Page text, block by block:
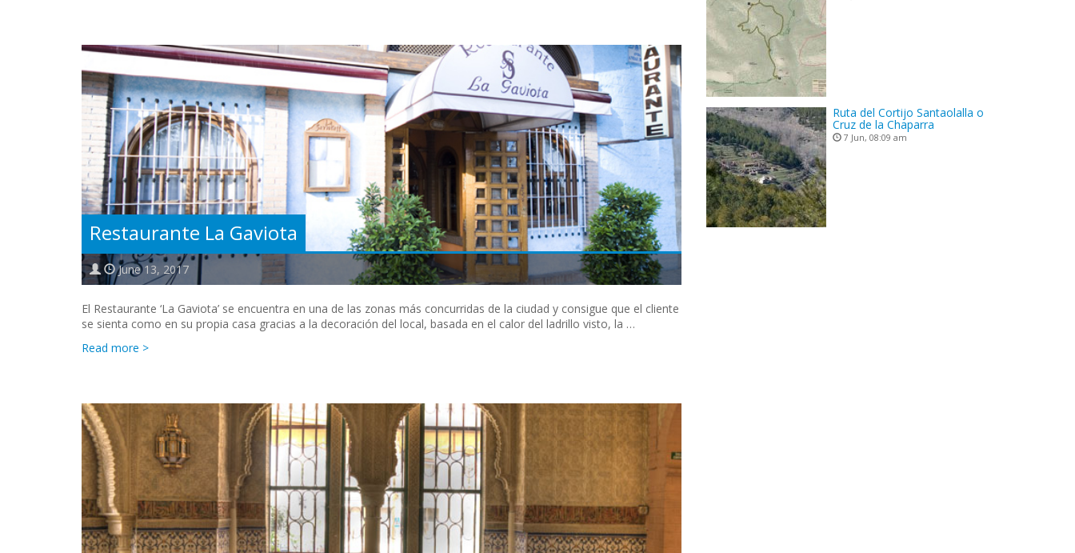
Restaurante La Gaviota
June 13, 2017
El Restaurante ‘La Gaviota’ se encuentra en una de las zonas más concurridas de la ciudad y consigue que el cliente
se sienta como en su propia casa gracias a la decoración del local, basada en el calor del ladrillo visto, la …
Read more >
Ruta del Cortijo Santaolalla o
Cruz de la Chaparra
7 Jun, 08:09 am